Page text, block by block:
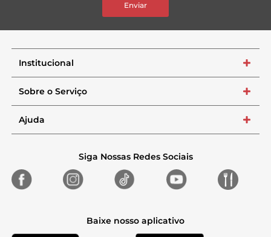
Enviar
Institucional +
Sobre o Serviço +
Ajuda +
Siga Nossas Redes Sociais
Baixe nosso aplicativo